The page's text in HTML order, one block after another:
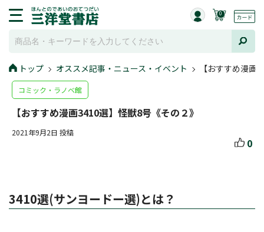
0
トップ オススメ記事・ニュース・イベント 【おすすめ漫画
コミック・ラノベ館
【おすすめ漫画3410選】怪獣8号《その２》
2021年9月2日 投稿
0
3410選(サンヨードー選)とは？